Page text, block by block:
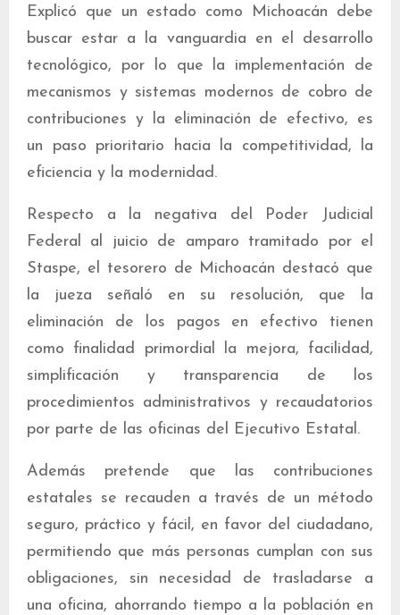
Explicó que un estado como Michoacán debe
buscar estar a la vanguardia en el desarrollo
tecnológico, por lo que la implementación de
mecanismos y sistemas modernos de cobro de
contribuciones y la eliminación de efectivo, es
un paso prioritario hacia la competitividad, la
eficiencia y la modernidad.
Respecto a la negativa del Poder Judicial
Federal al juicio de amparo tramitado por el
Staspe, el tesorero de Michoacán destacó que
la jueza señaló en su resolución, que la
eliminación de los pagos en efectivo tienen
como finalidad primordial la mejora, facilidad,
simplificación y transparencia de los
procedimientos administrativos y recaudatorios
por parte de las oficinas del Ejecutivo Estatal.
Además pretende que las contribuciones
estatales se recauden a través de un método
seguro, práctico y fácil, en favor del ciudadano,
permitiendo que más personas cumplan con sus
obligaciones, sin necesidad de trasladarse a
una oficina, ahorrando tiempo a la población en